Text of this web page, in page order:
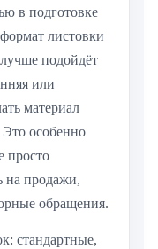
в подготовке
листовки
подойдёт
или
материал
особенно
просто
на продажи,
обращения.
стандартные,